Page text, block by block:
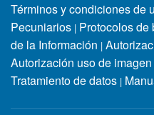
Términos y condiciones de
Pecuniarios | Protocolos de
de la Información |
Autorización uso de
Tratamiento de datos |